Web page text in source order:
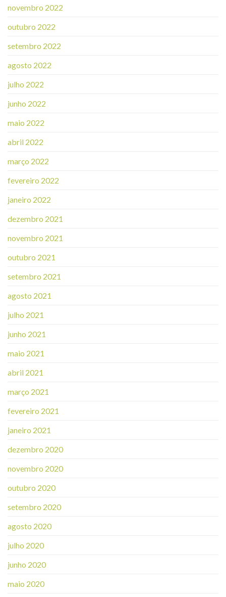
novembro 2022
outubro 2022
setembro 2022
agosto 2022
julho 2022
junho 2022
maio 2022
abril 2022
março 2022
fevereiro 2022
janeiro 2022
dezembro 2021
novembro 2021
outubro 2021
setembro 2021
agosto 2021
julho 2021
junho 2021
maio 2021
abril 2021
março 2021
fevereiro 2021
janeiro 2021
dezembro 2020
novembro 2020
outubro 2020
setembro 2020
agosto 2020
julho 2020
junho 2020
maio 2020